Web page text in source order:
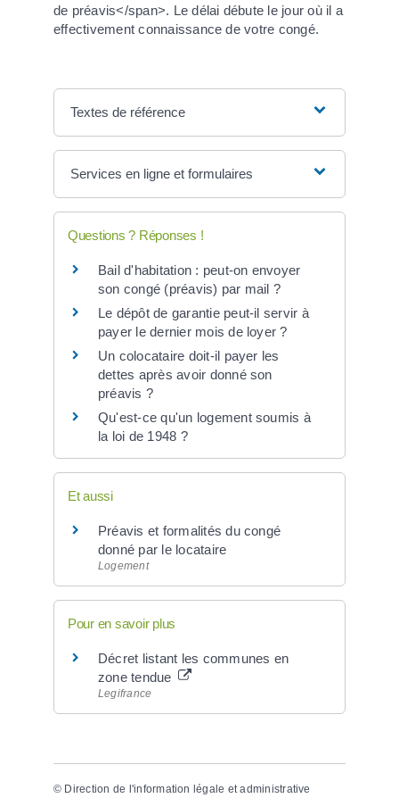
de préavis</span>. Le délai débute le jour où il a
effectivement connaissance de votre congé.
Textes de référence
Services en ligne et formulaires
Questions ? Réponses !
Bail d'habitation : peut-on envoyer
son congé (préavis) par mail ?
Le dépôt de garantie peut-il servir à
payer le dernier mois de loyer ?
Un colocataire doit-il payer les
dettes après avoir donné son
préavis ?
Qu'est-ce qu'un logement soumis à
la loi de 1948 ?
Et aussi
Préavis et formalités du congé
donné par le locataire
Logement
Pour en savoir plus
Décret listant les communes en
zone tendue
Legifrance
© Direction de l'information légale et administrative